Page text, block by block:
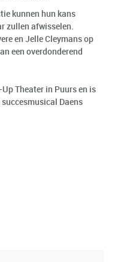
kunnen hun kans
zullen afwisselen.
en Jelle Cleymans op
een overdonderend
Theater in Puurs en is
Daens